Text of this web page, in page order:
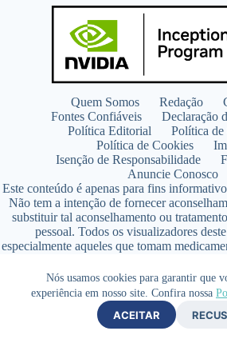
Nós usamos cookies para garantir que
experiência em nosso site. Confira nossa
ACEITAR
Quem Somos Redação
Fontes Confiáveis
Declaração
Política Editorial
Política de
Política de Cookies
Isenção de Responsabilidade
Anuncie Conosco
Este conteúdo é apenas para fins
Não tem a intenção de fornecer
substituir tal aconselhamento ou
pessoal. Todos os visualizadores
especialmente aqueles que tomam
qualquer programa de nutrição,
vida.
Copyright © 2026 - SaúdeLAB.com
VKCF Soluções Digitais Ltda - CNPJ n°